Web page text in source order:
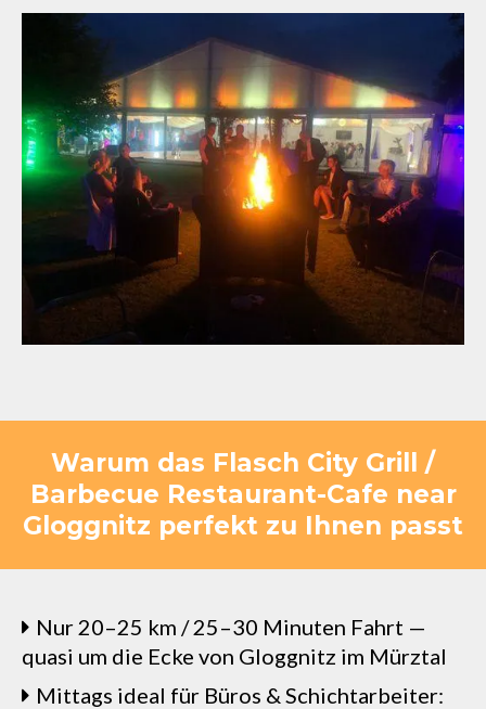
Warum das Flasch City Grill /
Barbecue Restaurant-Cafe near
Gloggnitz perfekt zu Ihnen passt
Nur 20–25 km / 25–30 Minuten Fahrt —
quasi um die Ecke von Gloggnitz im Mürztal
Mittags ideal für Büros & Schichtarbeiter: